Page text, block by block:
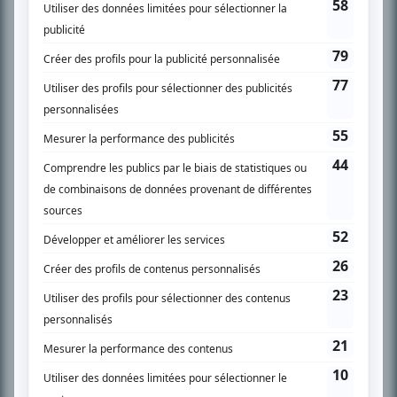
SUR LE RÉSEAU BIZZ MÉDIA
PLAN DU SITE
Accueil
Liste des oeuvres
Recherche avancée
À propos
Nous contacter
Termes et conditions
Politique de confidentialité
Gestion du consentement